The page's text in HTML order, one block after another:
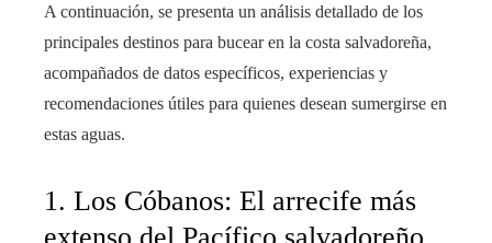
A continuación, se presenta un análisis detallado de los
principales destinos para bucear en la costa salvadoreña,
acompañados de datos específicos, experiencias y
recomendaciones útiles para quienes desean sumergirse en
estas aguas.
1. Los Cóbanos: El arrecife más
extenso del Pacífico salvadoreño